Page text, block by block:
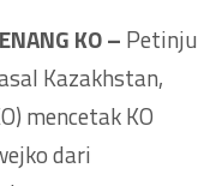
KO – Petinju
Kazakhstan,
mencetak KO
dari